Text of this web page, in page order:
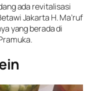
ada revitalisasi
Jakarta H. Ma’ruf
yang berada di